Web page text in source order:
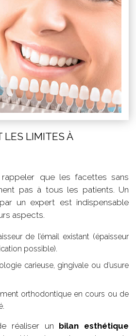
LES LIMITES À
que les facettes sans
pas à tous les patients. Un
un expert est indispensable
aspects.
de l’émail existant (épaisseur
possible).
carieuse, gingivale ou d’usure
orthodontique en cours ou de
réaliser un bilan esthétique